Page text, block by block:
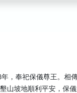
，奉祀保儀尊王。相
山坡地順利平安，保